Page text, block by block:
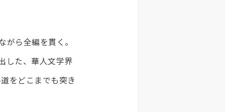
ら全編を貫く。
した、華人文学界
をどこまでも突き